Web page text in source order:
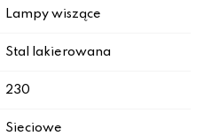
Lampy wiszące
Stal lakierowana
230
Sieciowe